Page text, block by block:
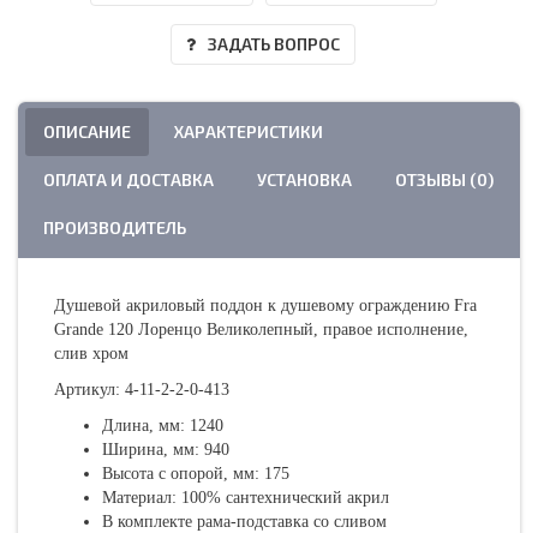
ЗАДАТЬ ВОПРОС
ОПИСАНИЕ ХАРАКТЕРИСТИКИ
ОПЛАТА И ДОСТАВКА УСТАНОВКА ОТЗЫВЫ (0)
ПРОИЗВОДИТЕЛЬ
Душевой акриловый поддон к душевому ограждению Fra
Grande 120 Лоренцо Великолепный, правое исполнение,
слив хром
Артикул: 4-11-2-2-0-413
Длина, мм: 1240
Ширина, мм: 940
Высота с опорой, мм: 175
Материал: 100% сантехнический акрил
В комплекте рама-подставка со сливом